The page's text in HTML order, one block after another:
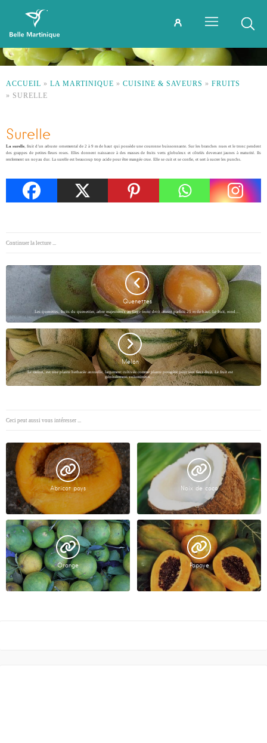
ACCUEIL » LA MARTINIQUE » CUISINE & SAVEURS » FRUITS
» SURELLE
Surelle
La surelle, fruit d’un arbuste ornemental de 2 à 9 m de haut qui possède une couronne buissonnante. Sur les branches nues et le tronc pendent
des grappes de petites fleurs roses. Elles donnent naissance à des masses de fruits verts globuleux et côtelés devenant jaunes à maturité. Ils
renferment un noyau dur. La surelle est beaucoup trop acide pour être mangée crue. Elle se cuit et se confie, et sert à sucrer les punchs.
Continuer la lecture ...
Quenettes
Les quenettes, fruits du quenettier, arbre majestueux au large tronc droit atteint parfois 25 m de haut. Le fruit, rond…
Melon
Le melon, est une plante herbacée annuelle, largement cultivée comme plante potagère pour son faux-fruit. Le fruit est
généralement volumineux,…
Ceci peut aussi vous intéresser ...
Abricot pays Noix de coco
Orange Papaye